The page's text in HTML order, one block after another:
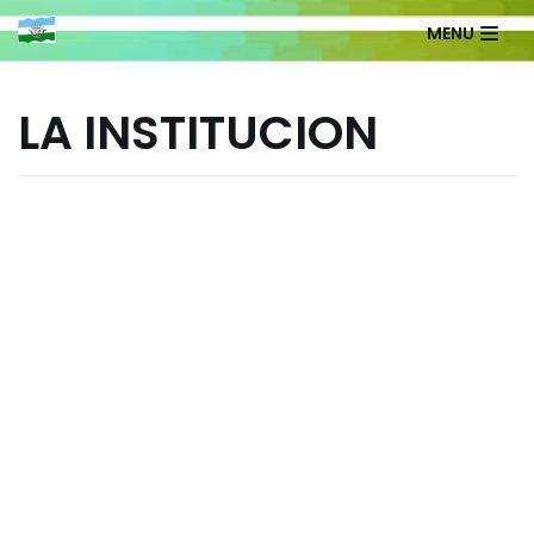
Saltar
contenido
MENU
LA INSTITUCION